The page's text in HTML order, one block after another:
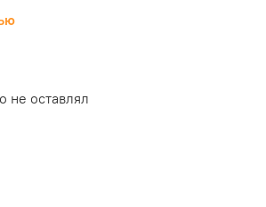
эксплуатацию. Купить каркас
в нашем интернет-магазине
не оставлял